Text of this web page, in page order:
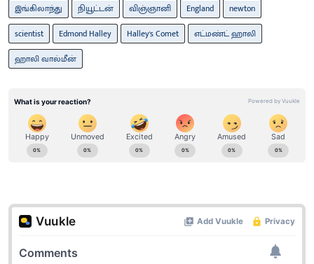
இங்கிலாந்து நியூட்டன் விஞ்ஞானி England
newton
scientist
Edmond Halley Halley's Comet
எட்மண்ட் ஹாலி
ஹாலி வால்மீன்